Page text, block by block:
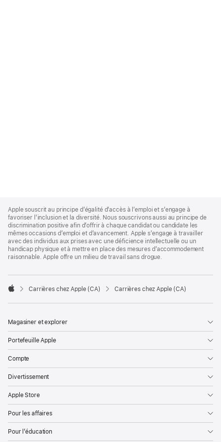
Footer
Apple souscrit au principe d’égalité d’accès à l’emploi et s’engage à
favoriser l’inclusion et la diversité. Nous souscrivons aussi au principe de
discrimination positive afin d’offrir à chaque candidat ou candidate les
mêmes occasions d’emploi et d’avancement. Apple s’engage à travailler
avec des individus aux prises avec une déficience intellectuelle ou un
handicap physique et à mettre en place des mesures d’accommodement
raisonnable. Apple offre un milieu de travail sans drogue.

Carrières chez Apple (CA) Carrières chez Apple (CA)
Magasiner et explorer
Portefeuille Apple
Compte
Divertissement
Apple Store
Pour les affaires
Pour l’éducation